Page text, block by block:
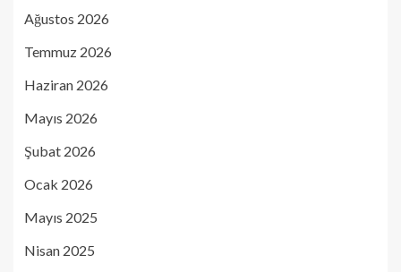
Ağustos 2026
Temmuz 2026
Haziran 2026
Mayıs 2026
Şubat 2026
Ocak 2026
Mayıs 2025
Nisan 2025